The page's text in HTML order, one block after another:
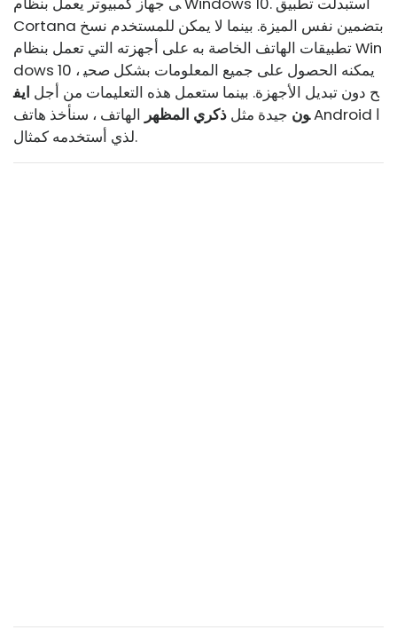
Cortana بتضمين نفس الميزة. بينما لا يمكن للمستخدم نسخ
تطبيقات الهاتف الخاصة به على أجهزته التي تعمل بنظام Win
dows 10 ، يمكنه الحصول على جميع المعلومات بشكل صحي
ح دون تبديل الأجهزة. بينما ستعمل هذه التعليمات من أجل ايف
ون جيدة مثل ذكري المظهر الهاتف ، سنأخذ هاتف Android ا
لذي أستخدمه كمثال.